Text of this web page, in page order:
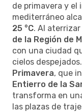
de primavera y el
mediterráneo
25 °C. Al aterrizar
de la Región de
con una ciudad
cielos
Primavera, que
Entierro de la
transforma en
las plazas de